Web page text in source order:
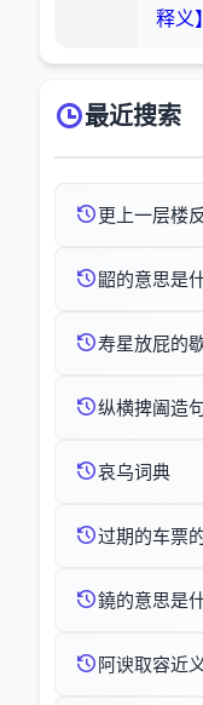
释义】
最近搜索
更上一层楼
鼦的意思是
寿星放屁的
纵横捭阖造
哀乌词典
过期的车票
鐃的意思是
阿谀取容近